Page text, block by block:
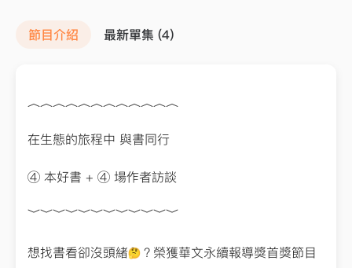
節目介紹 最新單集 (4)
︿︿︿︿︿︿︿︿︿︿︿︿
在生態的旅程中 與書同行
④ 本好書 + ④ 場作者訪談
﹀﹀﹀﹀﹀﹀﹀﹀﹀﹀﹀﹀
想找書看卻沒頭緒
？榮獲華文永續報導獎首獎節目